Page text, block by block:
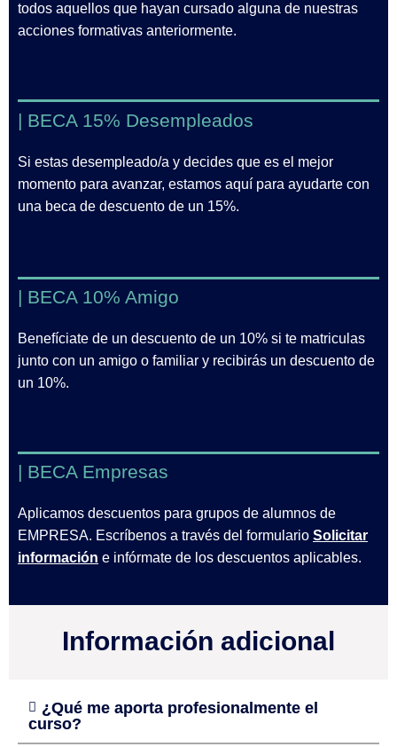
todos aquellos que hayan cursado alguna de nuestras
acciones formativas anteriormente.
| BECA 15% Desempleados
Si estas desempleado/a y decides que es el mejor
momento para avanzar, estamos aquí para ayudarte con
una beca de descuento de un 15%.
| BECA 10% Amigo
Benefíciate de un descuento de un 10% si te matriculas
junto con un amigo o familiar y recibirás un descuento de
un 10%.
| BECA Empresas
Aplicamos descuentos para grupos de alumnos de
EMPRESA. Escríbenos a través del formulario Solicitar
información e infórmate de los descuentos aplicables.
Información adicional
¿Qué me aporta profesionalmente el
curso?